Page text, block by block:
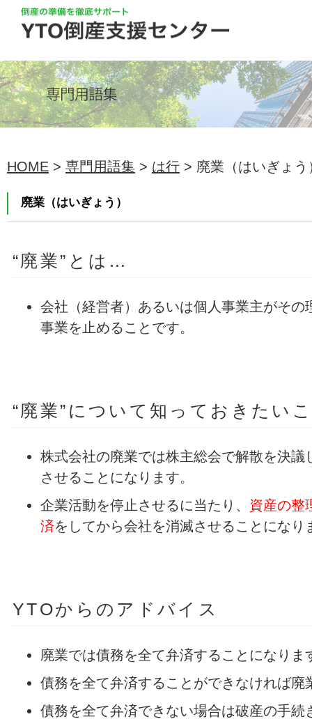
HOME > 専門用語集 > は行 > 廃業（はいぎょう
廃業（はいぎょう）
“廃業”とは…
会社（経営者）あるいは個人事業主がその
事業を止めることです。
“廃業”について知っておきたい
株式会社の廃業では株主総会で解散を決議
させることになります。
企業活動を停止させるに当たり、 資産の整
済をしてから会社を消滅させることになり
YTOからのアドバイス
廃業では債務を全て弁済することになりま
債務を全て弁済することができなければ廃
債務を全て弁済できない場合は破産の手続